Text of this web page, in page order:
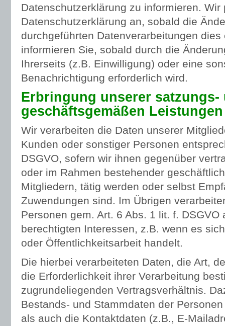
Datenschutzerklärung zu informieren. Wir
Datenschutzerklärung an, sobald die
durchgeführten Datenverarbeitungen
informieren Sie, sobald durch die
Ihrerseits (z.B. Einwilligung) oder eine
Benachrichtigung erforderlich wird.
Erbringung unserer satzungs-
geschäftsgemäßen Leistungen
Wir verarbeiten die Daten unserer
Kunden oder sonstiger Personen
DSGVO, sofern wir ihnen gegenüber
oder im Rahmen bestehender
Mitgliedern, tätig werden oder selbst
Zuwendungen sind. Im Übrigen
Personen gem. Art. 6 Abs. 1 lit. f. DSGVO
berechtigten Interessen, z.B. wenn es
oder Öffentlichkeitsarbeit handelt.
Die hierbei verarbeiteten Daten, die Art,
die Erforderlichkeit ihrer Verarbeitung
zugrundeliegenden Vertragsverhältnis.
Bestands- und Stammdaten der
als auch die Kontaktdaten (z.B., E-